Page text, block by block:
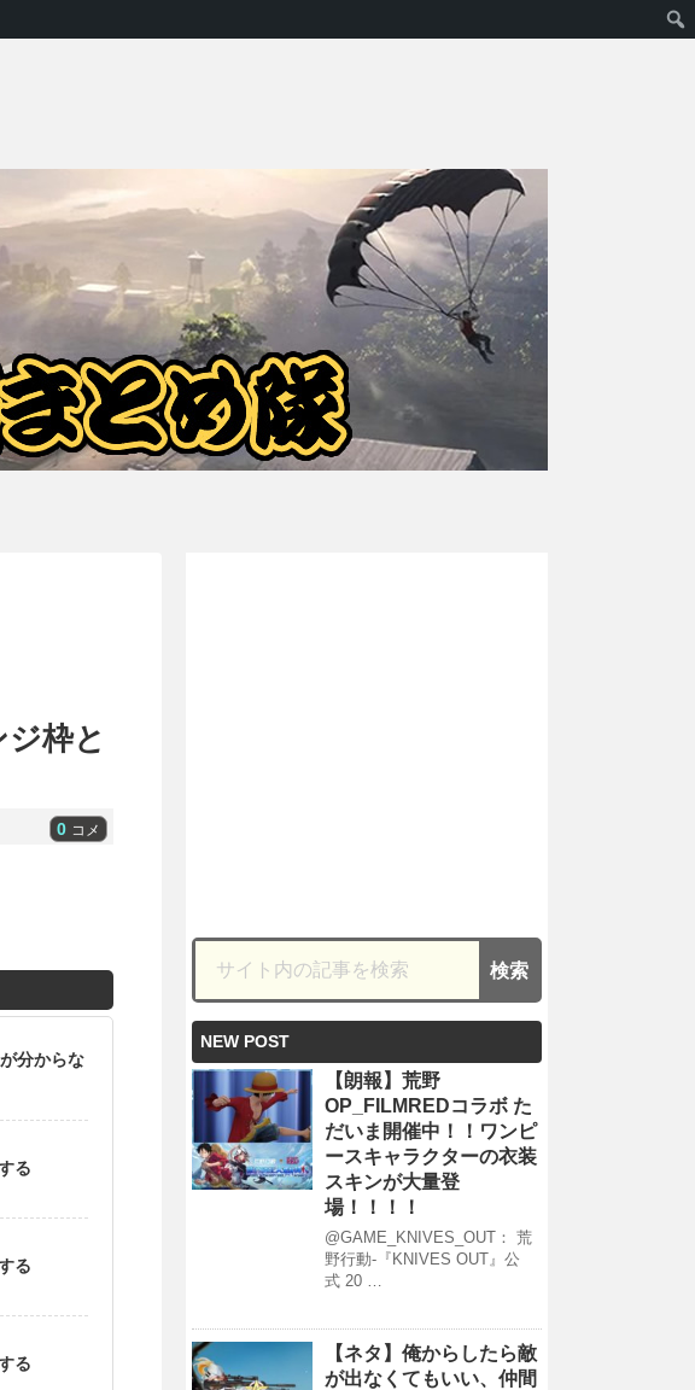
枠と
0 コメ
分からな
る
る
る
NEW POST
【朗報】荒野
OP_FILMREDコラボ た
だいま開催中！！ワンピ
ースキャラクターの衣装
スキンが大量登
場！！！！
@GAME_KNIVES_OUT： 荒
野行動-『KNIVES OUT』公
式 20 …
【ネタ】俺からしたら敵
が出なくてもいい、仲間